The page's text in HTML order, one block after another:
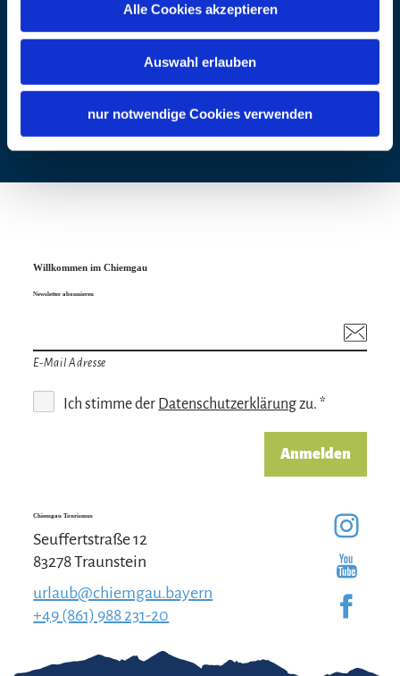
Alle Cookies akzeptieren
Auswahl erlauben
nur notwendige Cookies verwenden
Willkommen im Chiemgau
Newsletter abonnieren
E-Mail Adresse
Ich stimme der Datenschutzerklärungzu. *
Anmelden
Chiemgau Tourismus
Seuffertstraße 12
83278 Traunstein
urlaub@chiemgau.bayern
+49 (861) 988 231-20